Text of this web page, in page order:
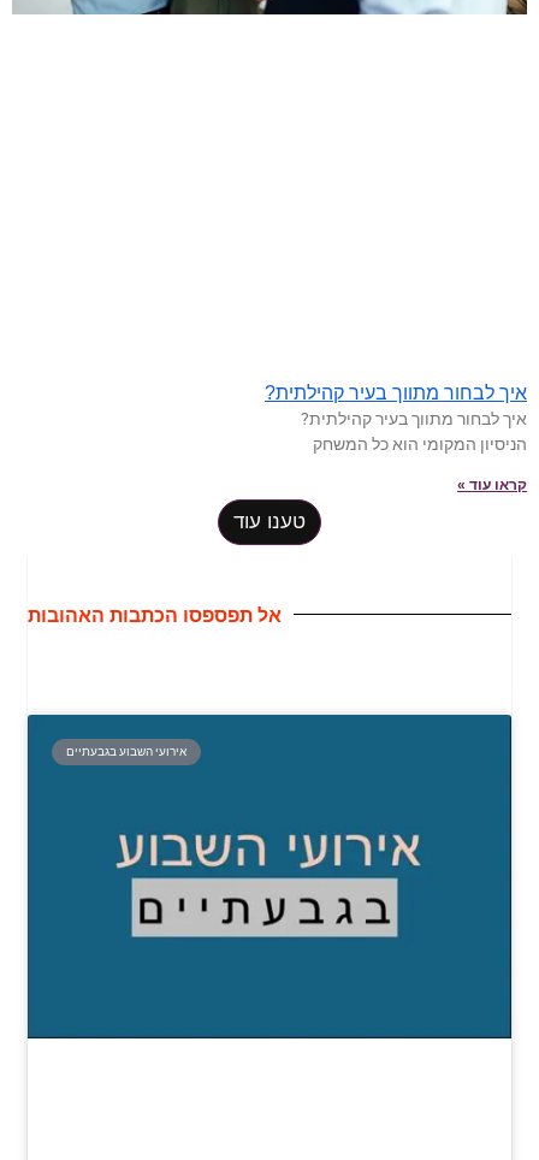
איך לבחור מתווך בעיר קהילתית?
איך לבחור מתווך בעיר קהילתית?
הניסיון המקומי הוא כל המשחק
קראו עוד »
טענו עוד
אל תפספסו הכתבות האהובות
אירועי השבוע בגבעתיים